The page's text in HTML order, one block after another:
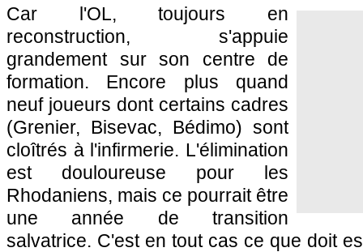
Car l'OL, toujours en
reconstruction, s'appuie
grandement sur son centre de
formation. Encore plus quand
neuf joueurs dont certains cadres
(Grenier, Bisevac, Bédimo) sont
cloîtrés à l'infirmerie. L'élimination
est douloureuse pour les
Rhodaniens, mais ce pourrait être
une année de transition
salvatrice. C'est en tout cas ce que doit